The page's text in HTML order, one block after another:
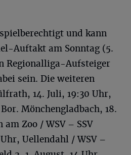
und kann
Auftakt am Sonntag (5.
Regionalliga-Aufsteiger
sein. Die weiteren
14. Juli, 19:30 Uhr,
Mönchengladbach, 18.
Zoo / WSV – SSV
Uellendahl / WSV –